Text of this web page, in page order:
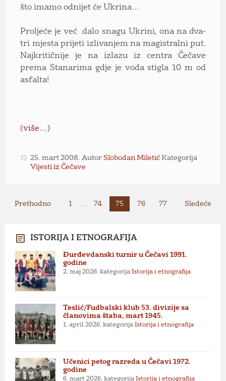
što imamo odnijet će Ukrina…
Proljeće je već dalo snagu Ukrini, ona na dva-
tri mjesta prijeti izlivanjem na magistralni put.
Najkritičnije je na izlazu iz centra Čečave
prema Stanarima gdje je voda stigla 10 m od
asfalta!
(više…)
25. mart 2008. Autor Slobodan Miletić Kategorija
Vijesti iz Čečave
Paginacija
Prethodno 1 … 74 75 76 77 Sledeće
ISTORIJA I ETNOGRAFIJA
Đurđevdanski turnir u Čečavi 1991.
godine
2. maj 2026. kategorija Istorija i etnografija
Teslić/Fudbalski klub 53. divizije sa
članovima štaba, mart 1945.
1. april 2026. kategorija Istorija i etnografija
Učenici petog razreda u Čečavi 1972.
godine
6. mart 2026. kategorija Istorija i etnografija